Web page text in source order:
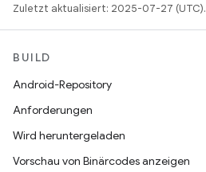
Zuletzt aktualisiert: 2025-07-27 (UTC).
BUILD
Android-Repository
Anforderungen
Wird heruntergeladen
Vorschau von Binärcodes anzeigen